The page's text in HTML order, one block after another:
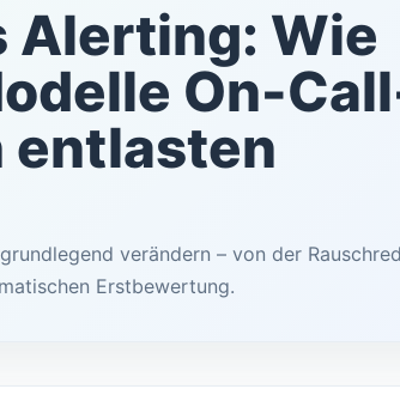
Wie
On-
verändern – von der
Erstbewertung.